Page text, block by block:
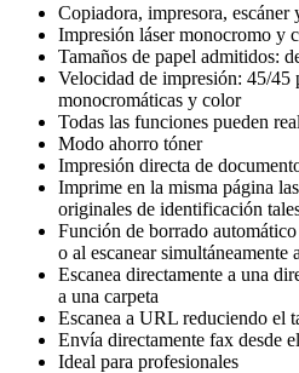
Copiadora, impresora, escáner
Impresión láser monocromo y
Tamaños de papel admitidos:
Velocidad de impresión: 45/45
monocromáticas y color
Todas las funciones pueden
Modo ahorro tóner
Impresión directa de
Imprime en la misma página
originales de identificación
Función de borrado
o al escanear simultáneamente
Escanea directamente a una
a una carpeta
Escanea a URL reduciendo el
Envía directamente fax desde
Ideal para profesionales